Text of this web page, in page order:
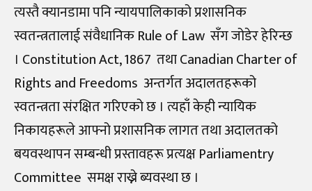
त्यस्तै क्यानडामा पनि न्यायपालिकाको प्रशासनिक
स्वतन्त्रतालाई संवैधानिक Rule of Law सँग जोडेर हेरिन्छ
। Constitution Act, 1867 तथा Canadian Charter of
Rights and Freedoms अन्तर्गत अदालतहरूको
स्वतन्त्रता संरक्षित गरिएको छ । त्यहाँ केही न्यायिक
निकायहरूले आफ्नो प्रशासनिक लागत तथा अदालतको
बयवस्थापन सम्बन्धी प्रस्तावहरू प्रत्यक्ष Parliamentry
Committee समक्ष राख्ने ब्यवस्था छ ।